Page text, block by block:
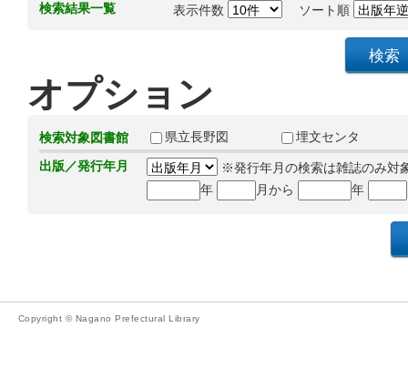
検索結果一覧 表示件数 ソート順
オプション
検索対象図書館 県立長野図
埋文センタ
出版／発行年月
※発行年月の検索は雑誌のみ対
年
月から 年
Copyright © Nagano Prefectural Library